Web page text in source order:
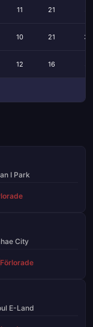
11 21
10 21 34
12 16
I Park
City
Förlorade
E-Land